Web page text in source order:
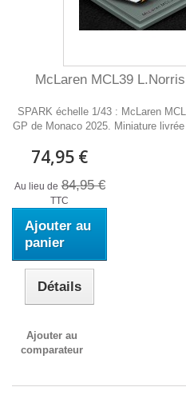
McLaren MCL39
SPARK échelle 1/43 : McLaren
GP de Monaco 2025. Miniature
74,95 €
Au lieu de 84,95 €
TTC
Ajouter au
panier
Détails
Ajouter au
comparateur